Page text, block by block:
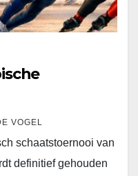
VOGEL
schaatstoernooi van
definitief gehouden